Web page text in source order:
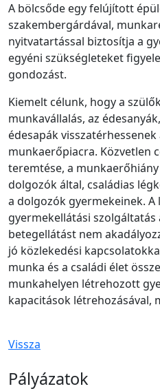
A bölcsőde egy felújított
szakembergárdával,
nyitvatartással biztosítja a
egyéni szükségleteket
gondozást.
Kiemelt célunk, hogy a
munkavállalás, az édesanyák,
édesapák visszatérhessenek
munkaerőpiacra. Közvetlen
teremtése, a
dolgozók által, családias
a dolgozók gyermekeinek.
gyermekellátási szolgáltatás
betegellátást nem
jó közlekedési
munka és a családi élet
munkahelyen létrehozott
kapacitások létrehozásával,
Vissza
Pályázatok